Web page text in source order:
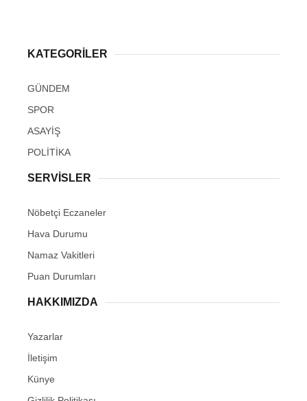
KATEGORİLER
GÜNDEM
SPOR
ASAYİŞ
POLİTİKA
SERVİSLER
Nöbetçi Eczaneler
Hava Durumu
Namaz Vakitleri
Puan Durumları
HAKKIMIZDA
Yazarlar
İletişim
Künye